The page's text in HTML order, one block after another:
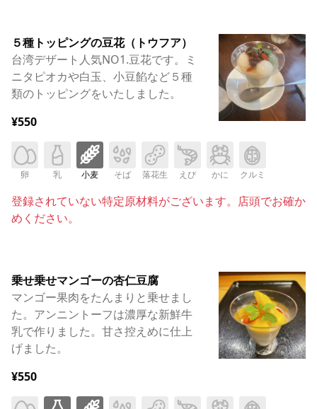
５種トッピングの豆花（トウフア）
台湾デザート人気NO1.豆花です。ミ
ニタピオカや白玉、小豆餡など５種
類のトッピングをいたしました。
¥550
卵 乳 小麦 そば 落花生 えび かに クルミ
登録されていない特定原材料がございます。店頭でお確か
めください。
乗せ乗せマンゴーの杏仁豆腐
マンゴー果肉をたんまりと乗せまし
た。アンニントーフは濃厚な新鮮牛
乳で作りました。甘さ控えめに仕上
げました。
¥550